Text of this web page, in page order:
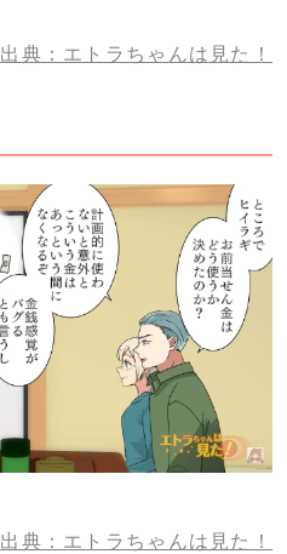
出典：エトラちゃんは見た！
出典：エトラちゃんは見た！